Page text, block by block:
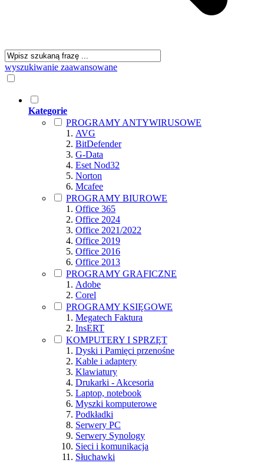
wyszukiwanie zaawansowane
Kategorie
PROGRAMY ANTYWIRUSOWE
AVG
BitDefender
G-Data
Eset Nod32
Norton
Mcafee
PROGRAMY BIUROWE
Office 365
Office 2024
Office 2021/2022
Office 2019
Office 2016
Office 2013
PROGRAMY GRAFICZNE
Adobe
Corel
PROGRAMY KSIĘGOWE
Megatech Faktura
InsERT
KOMPUTERY I SPRZĘT
Dyski i Pamięci przenośne
Kable i adaptery
Klawiatury
Drukarki - Akcesoria
Laptop, notebook
Myszki komputerowe
Podkładki
Serwery PC
Serwery Synology
Sieci i komunikacja
Słuchawki